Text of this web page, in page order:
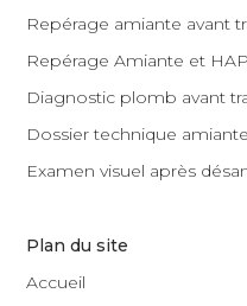
Repérage amiante avant
Repérage Amiante et
Diagnostic plomb avant
Dossier technique
Examen visuel après
Plan du site
Accueil